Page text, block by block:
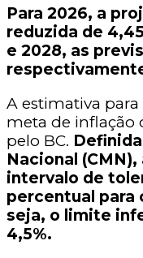
Para 2026, a
reduzida de
e 2028, as
A estimativa
meta de inflação
pelo BC.
Nacional
intervalo de
percentual para
seja, o limite
4,5%.